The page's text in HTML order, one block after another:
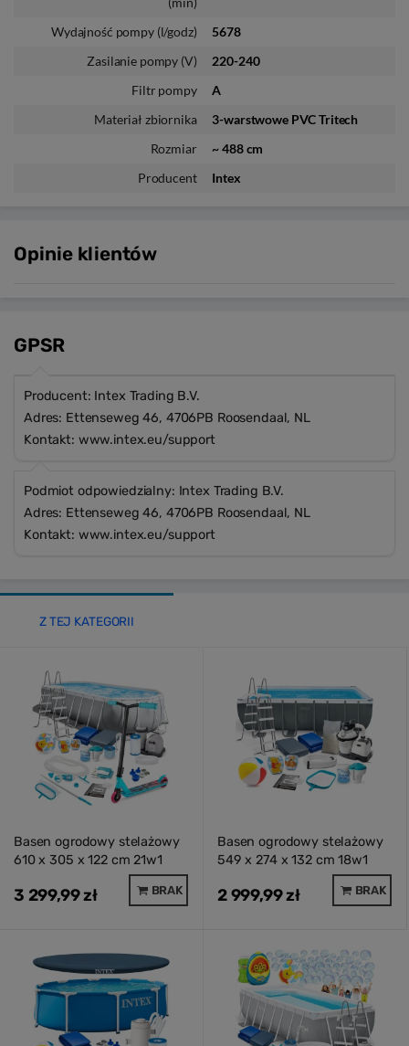
Wydajność pompy (l/godz)
5678
Zasilanie pompy (V)
220-240
Filtr pompy
A
Materiał zbiornika
3-warstwowe PVC Tritech
Rozmiar
~ 488 cm
Producent
Intex
Opinie klientów
GPSR
Producent: Intex Trading B.V.
Adres: Ettenseweg 46, 4706PB Roosendaal, NL
Kontakt: www.intex.eu/support
Podmiot odpowiedzialny: Intex Trading B.V.
Adres: Ettenseweg 46, 4706PB Roosendaal, NL
Kontakt: www.intex.eu/support
Z TEJ KATEGORII
Basen ogrodowy stelażowy
610 x 305 x 122 cm 21w1
INTEX 26798 + hulajnoga
GRATIS
3 299,99 zł BRAK
Basen ogrodowy stelażowy
549 x 274 x 132 cm 18w1
2 999,99 zł BRAK